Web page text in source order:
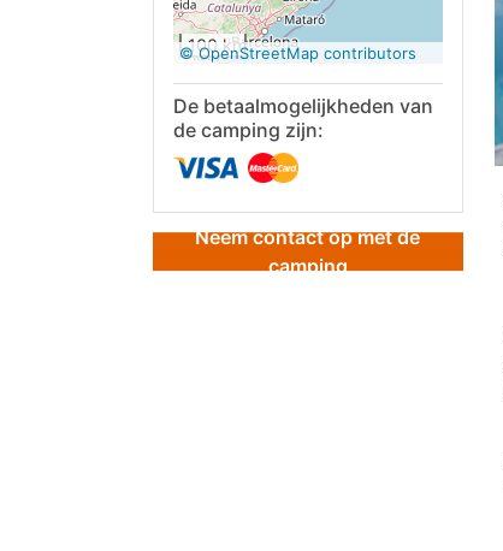
bekijken
100 km
© OpenStreetMap contributors
De betaalmogelijkheden van
de camping zijn:
Neem contact op met de
camping